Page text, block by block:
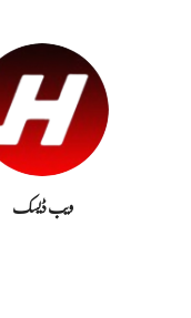
ویب ڈیسک